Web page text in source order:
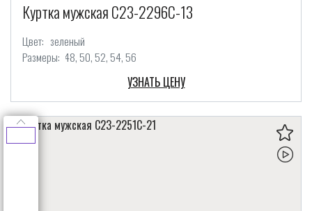
Куртка мужская C23-2296C-13
Цвет: зеленый
Размеры: 48 50 52 54 56
УЗНАТЬ ЦЕНУ